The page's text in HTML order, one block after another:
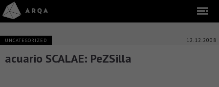
UNCATEGORIZED 12.12.2008
acuario SCALAE: PeZSilla